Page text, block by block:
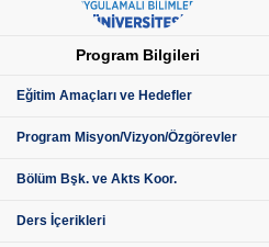
Program Bilgileri
Eğitim Amaçları ve Hedefler
Program Misyon/Vizyon/Özgörevler
Bölüm Bşk. ve Akts Koor.
Ders İçerikleri